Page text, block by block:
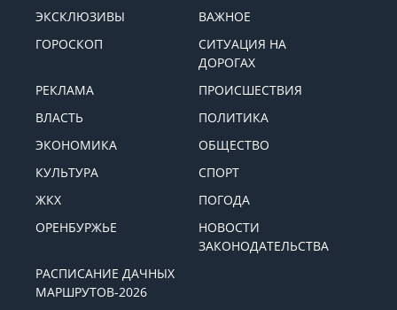
ЭКСКЛЮЗИВЫ
ВАЖНОЕ
ГОРОСКОП
СИТУАЦИЯ НА
ДОРОГАХ
РЕКЛАМА
ПРОИСШЕСТВИЯ
ВЛАСТЬ
ПОЛИТИКА
ЭКОНОМИКА
ОБЩЕСТВО
КУЛЬТУРА
СПОРТ
ЖКХ
ПОГОДА
ОРЕНБУРЖЬЕ
НОВОСТИ
ЗАКОНОДАТЕЛЬСТВА
РАСПИСАНИЕ ДАЧНЫХ
МАРШРУТОВ-2026